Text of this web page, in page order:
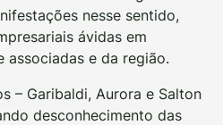
nesse sentido,
ávidas em
associadas e da região.
– Garibaldi, Aurora e Salton
desconhecimento das